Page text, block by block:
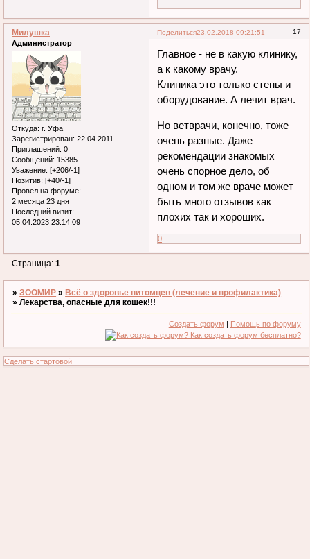
Поделиться 17
23.02.2018 09:21:51
Милушка
Администратор
Откуда: г. Уфа
Зарегистрирован: 22.04.2011
Приглашений: 0
Сообщений: 15385
Уважение: [+206/-1]
Позитив: [+40/-1]
Провел на форуме:
2 месяца 23 дня
Последний визит:
05.04.2023 23:14:09
Главное - не в какую клинику,
а к какому врачу.
Клиника это только стены и
оборудование. А лечит врач.
Но ветврачи, конечно, тоже
очень разные. Даже
рекомендации знакомых
очень спорное дело, об
одном и том же враче может
быть много отзывов как
плохих так и хороших.
0
Страница:1
»ЗООМИР » Всё о здоровье питомцев (лечение и профилактика)
»Лекарства, опасные для кошек!!!
Создать форум Помощь по форуму
Сделать стартовой